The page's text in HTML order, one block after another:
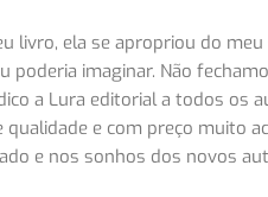
livro, ela se apropriou do
imaginar. Não
a Lura editorial a todos os
e com preço muito
e nos sonhos dos novos